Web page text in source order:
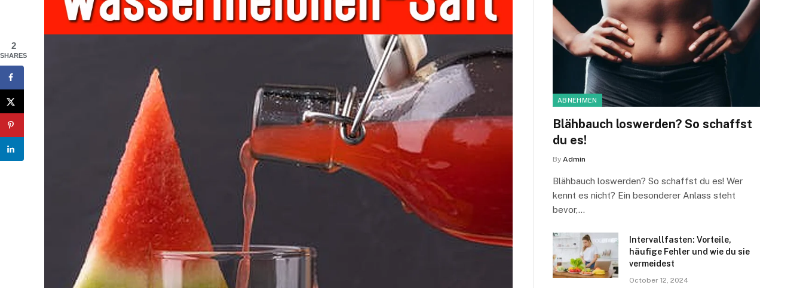
ABNEHMEN
Blähbauch loswerden? So schaffst
du es!
By Admin
Blähbauch loswerden? So schaffst du es! Wer
kennt es nicht? Ein besonderer Anlass steht
bevor,…
Intervallfasten: Vorteile,
häufige Fehler und wie du sie
vermeidest
October 12, 2024
2
SHARES